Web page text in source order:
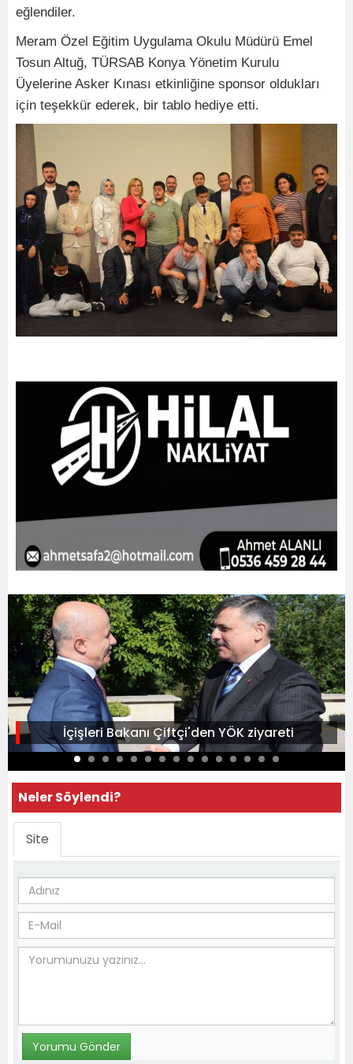
eğlendiler.
Meram Özel Eğitim Uygulama Okulu Müdürü Emel
Tosun Altuğ, TÜRSAB Konya Yönetim Kurulu
Üyelerine Asker Kınası etkinliğine sponsor oldukları
için teşekkür ederek, bir tablo hediye etti.
İçişleri Bakanı Çiftçi'den YÖK ziyareti
Neler Söylendi?
Site